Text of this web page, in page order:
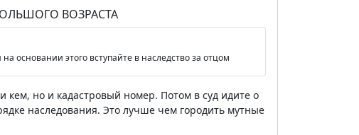
ВОЗРАСТА
основании этого вступайте в наследство за отцом
но и кадастровый номер. Потом в суд идите о
наследования. Это лучше чем городить мутные